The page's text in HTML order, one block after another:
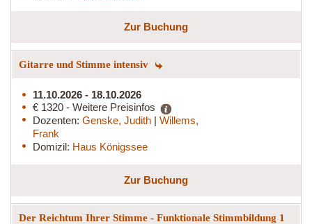
Zur Buchung
Gitarre und Stimme intensiv
11.10.2026 - 18.10.2026
€ 1320 - Weitere Preisinfos
Dozenten: Genske, Judith | Willems,
Frank
Domizil: Haus Königssee
Zur Buchung
Der Reichtum Ihrer Stimme - Funktionale Stimmbildung 1